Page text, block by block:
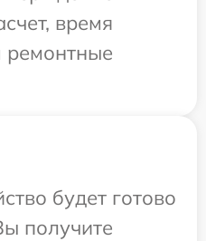
время
ремонтные
будет готово
получите